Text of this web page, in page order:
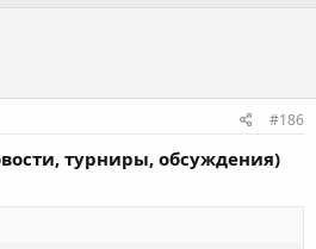
#186
турниры, обсуждения)